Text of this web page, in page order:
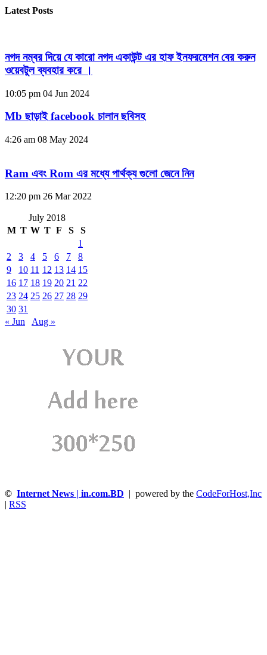
Latest Posts
নগদ নম্বর দিয়ে যে কারো নগদ একাউন্ট এর হাফ ইনফরমেশন বের করুন
ওয়েবটুল ব্যবহার করে ।
10:05 pm 04 Jun 2024
Mb ছাড়াই facebook চালান ছবিসহ
4:26 am 08 May 2024
Ram এবং Rom এর মধ্যে পার্থক্য গুলো জেনে নিন
12:20 pm 26 Mar 2022
July 2018
M T W T F S
S
1
2
3 4 5 6 7
8
9
10 11 12 13 14 15
16 17 18 19 20 21 22
23 24 25 26 27 28 29
30 31
« Jun
Aug »
© Internet News | in.com.BD | powered by the CodeForHost,Inc
RSS